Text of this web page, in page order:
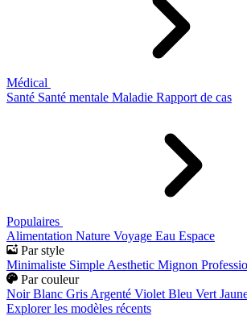
Médical
Santé Santé mentale Maladie Rapport de cas
Populaires
Alimentation Nature Voyage Eau Espace
Par style
Minimaliste Simple Aesthetic Mignon
Par couleur
Noir Blanc Gris Argenté Violet Bleu Vert
Explorer les modèles récents